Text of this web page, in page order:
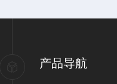
产品导航